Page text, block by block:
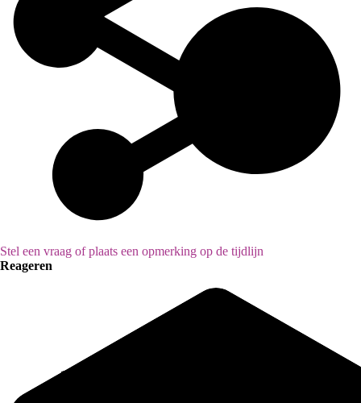
Stel een vraag of plaats een opmerking op de tijdlijn
Reageren